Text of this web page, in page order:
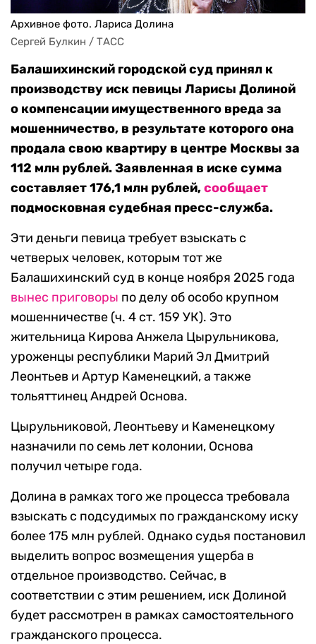
Архивное фото. Лариса Долина
Сергей Булкин / ТАСС
Балашихинский городской суд принял к
производству иск певицы Ларисы Долиной
о компенсации имущественного вреда за
мошенничество, в результате которого она
продала свою квартиру в центре Москвы за
112 млн рублей. Заявленная в иске сумма
составляет 176,1 млн рублей,сообщает
подмосковная судебная пресс-служба.
Эти деньги певица требует взыскать с
четверых человек, которым тот же
Балашихинский суд в конце ноября 2025 года
вынес приговоры по делу об особо крупном
мошенничестве (ч. 4 ст. 159 УК). Это
жительница Кирова Анжела Цырульникова,
уроженцы республики Марий Эл Дмитрий
Леонтьев и Артур Каменецкий, а также
тольяттинец Андрей Основа.
Цырульниковой, Леонтьеву и Каменецкому
назначили по семь лет колонии, Основа
получил четыре года.
Долина в рамках того же процесса требовала
взыскать с подсудимых по гражданскому иску
более 175 млн рублей. Однако судья постановил
выделить вопрос возмещения ущерба в
отдельное производство. Сейчас, в
соответствии с этим решением, иск Долиной
будет рассмотрен в рамках самостоятельного
гражданского процесса.